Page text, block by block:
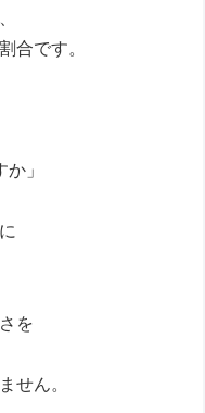
合です。
」
を
せん。